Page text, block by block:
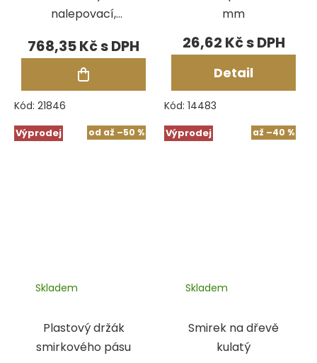
nalepovací,
768,35 Kč
Kód: 21846
mm
26,62 Kč
Detail
Kód: 14483
Výprodej od až –50 %
Plastový držák
smirkového pásu
Skladem
Výprodej až –40 %
Smirek na dřevě
kulatý
Skladem